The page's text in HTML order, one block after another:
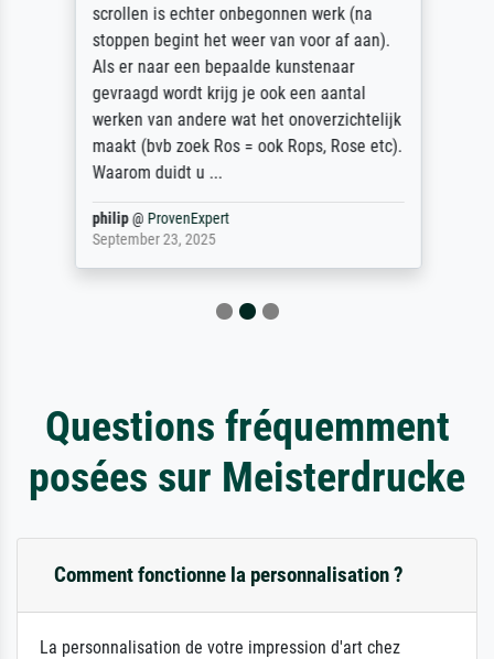
scrollen is echter onbegonnen werk (na
stoppen begint het weer van voor af aan).
Als er naar een bepaalde kunstenaar
gevraagd wordt krijg je ook een aantal
werken van andere wat het onoverzichtelijk
maakt (bvb zoek Ros = ook Rops, Rose etc).
Waarom duidt u ...
philip@ ProvenExpert
September 23, 2025
Questions fréquemment
posées sur Meisterdrucke
Comment fonctionne la personnalisation ?
La personnalisation de votre impression d'art chez